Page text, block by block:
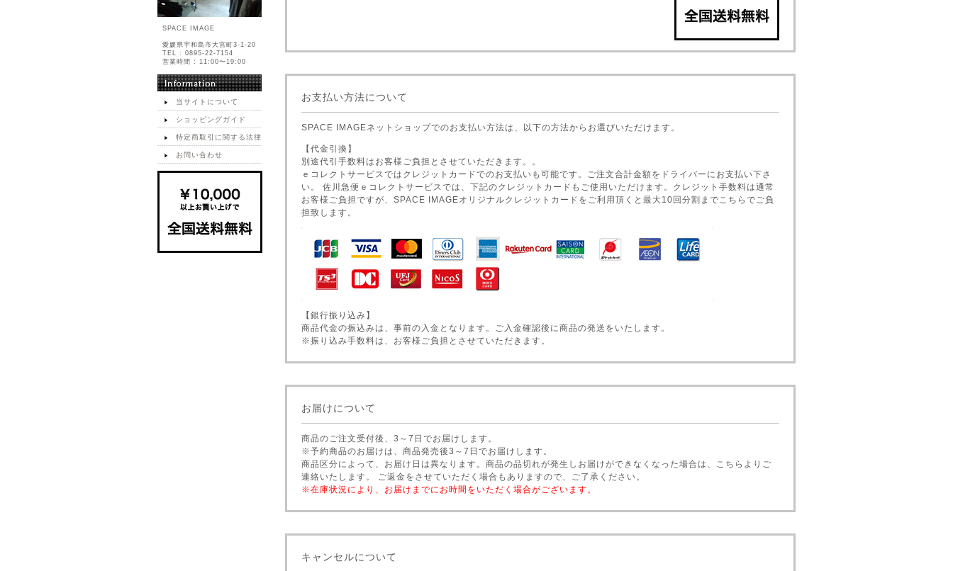
SPACE IMAGE
愛媛県宇和島市大宮町3-1-20
TEL : 0895-22-7154
営業時間 : 11:00〜19:00
当サイトについて
ショッピングガイド
特定商取引に関する法律
お問い合わせ
お支払い方法について
SPACE IMAGEネットショップでのお支払い方法は、以下の方法からお選びいただけます。
【代金引換】
別途代引手数料はお客様ご負担とさせていただきます。。
ｅコレクトサービスではクレジットカードでのお支払いも可能です。ご注文合計金額をドライバーにお支払い下さ
い。 佐川急便ｅコレクトサービスでは、下記のクレジットカードもご使用いただけます。クレジット手数料は通常
お客様ご負担ですが、SPACE IMAGEオリジナルクレジットカードをご利用頂くと最大10回分割までこちらでご負
担致します。
【銀行振り込み】
商品代金の振込みは、事前の入金となります。ご入金確認後に商品の発送をいたします。
※振り込み手数料は、お客様ご負担とさせていただきます。
お届けについて
商品のご注文受付後、3～7日でお届けします。
※予約商品のお届けは、商品発売後3～7日でお届けします。
商品区分によって、お届け日は異なります。商品の品切れが発生しお届けができなくなった場合は、こちらよりご
連絡いたします。 ご返金をさせていただく場合もありますので、ご了承ください。
※在庫状況により、お届けまでにお時間をいただく場合がございます。
キャンセルについて